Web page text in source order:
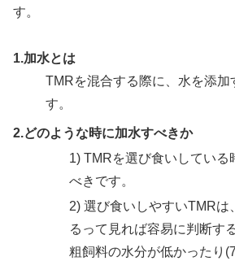
す。
1.加水とは
TMRを混合する際に、水を添加
す。
2.どのような時に加水すべきか
1) TMRを選び食いしている
べきです。
2) 選び食いしやすいTMRは
るって見れば容易に判断す
粗飼料の水分が低かったり